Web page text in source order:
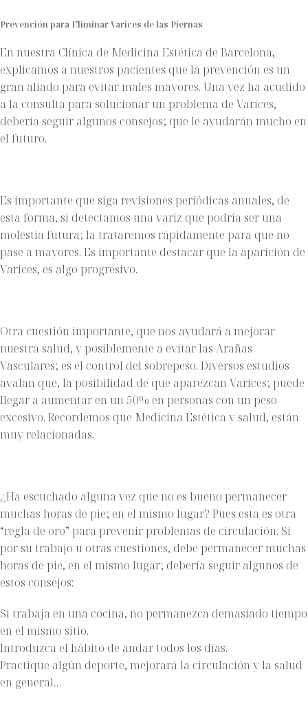
Prevención para Eliminar Varices de las Piernas
En nuestra Clínica de Medicina Estética de Barcelona,
explicamos a nuestros pacientes que la prevención es un
gran aliado para evitar males mayores. Una vez ha acudido
a la consulta para solucionar un problema de Varices,
debería seguir algunos consejos; que le ayudarán mucho en
el futuro.
Es importante que siga revisiones periódicas anuales, de
esta forma, si detectamos una variz que podría ser una
molestia futura; la trataremos rápidamente para que no
pase a mayores. Es importante destacar que la aparición de
Varices, es algo progresivo.
Otra cuestión importante, que nos ayudará a mejorar
nuestra salud, y posiblemente a evitar las Arañas
Vasculares; es el control del sobrepeso. Diversos estudios
avalan que, la posibilidad de que aparezcan Varices; puede
llegar a aumentar en un 50% en personas con un peso
excesivo. Recordemos que Medicina Estética y salud, están
muy relacionadas.
¿Ha escuchado alguna vez que no es bueno permanecer
muchas horas de pie; en el mismo lugar? Pues esta es otra
“regla de oro” para prevenir problemas de circulación. Si
por su trabajo u otras cuestiones, debe permanecer muchas
horas de pie, en el mismo lugar; debería seguir algunos de
estos consejos:
Si trabaja en una cocina, no permanezca demasiado tiempo
en el mismo sitio.
Introduzca el hábito de andar todos los días.
Practique algún deporte, mejorará la circulación y la salud
en general…